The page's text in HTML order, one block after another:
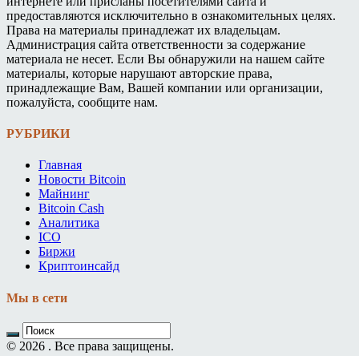
предоставляются исключительно в ознакомительных целях.
Права на материалы принадлежат их владельцам.
Администрация сайта ответственности за содержание
материала не несет. Если Вы обнаружили на нашем сайте
материалы, которые нарушают авторские права,
принадлежащие Вам, Вашей компании или организации,
пожалуйста, сообщите нам.
РУБРИКИ
Главная
Новости Bitcoin
Майнинг
Bitcoin Cash
Аналитика
ICO
Биржи
Криптоинсайд
Мы в сети
© 2026 . Все права защищены.